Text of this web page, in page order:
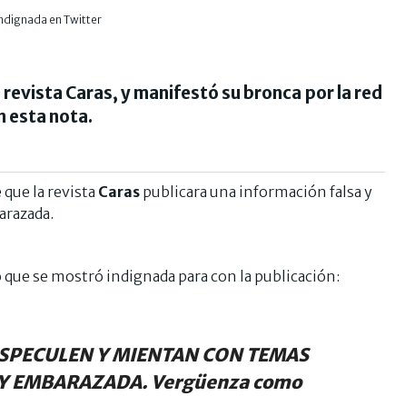
Caras, y manifestó su bronca por la red
esta nota.
que la revista Caras publicara una información falsa y
que se mostró indignada para con la publicación:
Y MIENTAN CON TEMAS
EMBARAZADA. Vergüenza como